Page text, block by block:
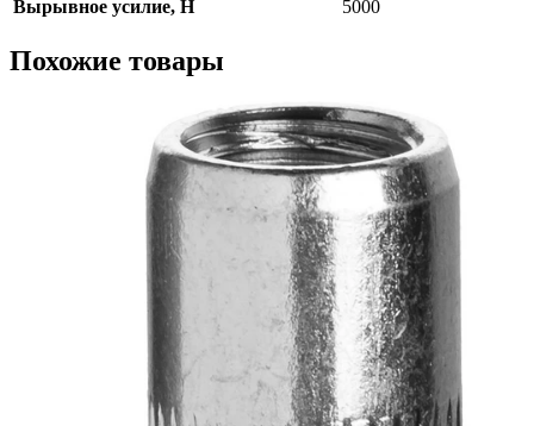
Вырывное усилие, Н
5000
Похожие товары